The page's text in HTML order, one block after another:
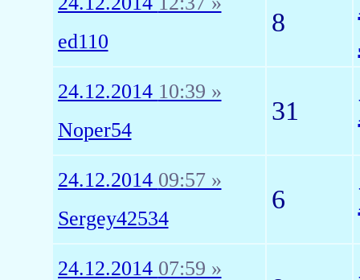
ed110
8
24.12.2014 10:39 »
Noper54
31
24.12.2014 09:57 »
Sergey42534
6
24.12.2014 07:59 »